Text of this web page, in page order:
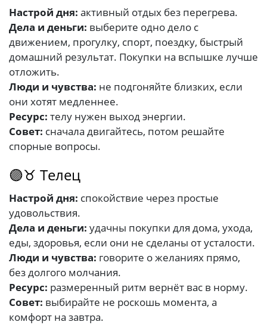
Настрой дня: активный отдых без перегрева.
Дела и деньги: выберите одно дело с
движением, прогулку, спорт, поездку, быстрый
домашний результат. Покупки на вспышке лучше
отложить.
Люди и чувства: не подгоняйте близких, если
они хотят медленнее.
Ресурс: телу нужен выход энергии.
Совет: сначала двигайтесь, потом решайте
спорные вопросы.
🟣♉ Телец
Настрой дня: спокойствие через простые
удовольствия.
Дела и деньги: удачны покупки для дома, ухода,
еды, здоровья, если они не сделаны от усталости.
Люди и чувства: говорите о желаниях прямо,
без долгого молчания.
Ресурс: размеренный ритм вернёт вас в норму.
Совет: выбирайте не роскошь момента, а
комфорт на завтра.